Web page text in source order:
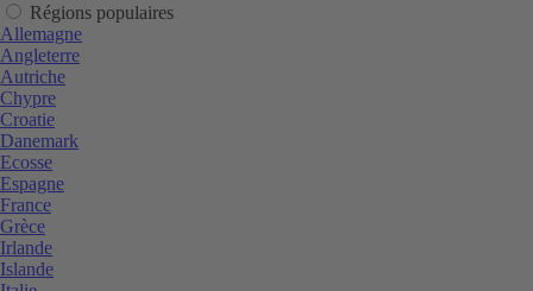
Régions populaires
Allemagne
Angleterre
Autriche
Chypre
Croatie
Danemark
Ecosse
Espagne
France
Grèce
Irlande
Islande